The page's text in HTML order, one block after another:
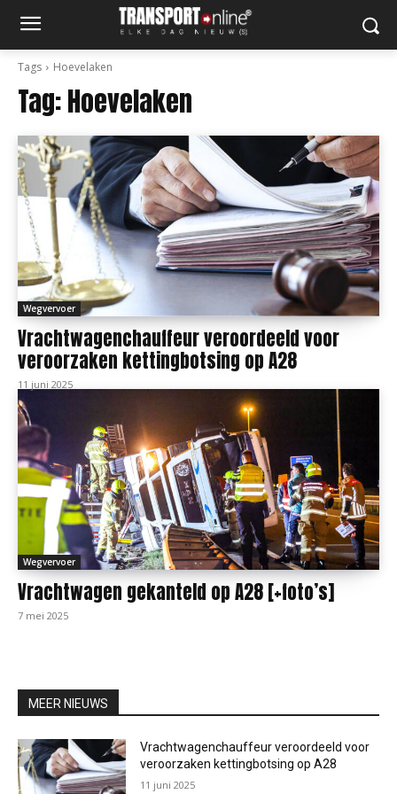
Tags Hoevelaken
Tag:Hoevelaken
Wegvervoer
Vrachtwagenchauffeur veroordeeld voor
veroorzaken kettingbotsing op A28
11 juni 2025
Wegvervoer
Vrachtwagen gekanteld op A28 [+foto’s]
7 mei 2025
MEER NIEUWS
Vrachtwagenchauffeur veroordeeld voor
veroorzaken kettingbotsing op A28
11 juni 2025